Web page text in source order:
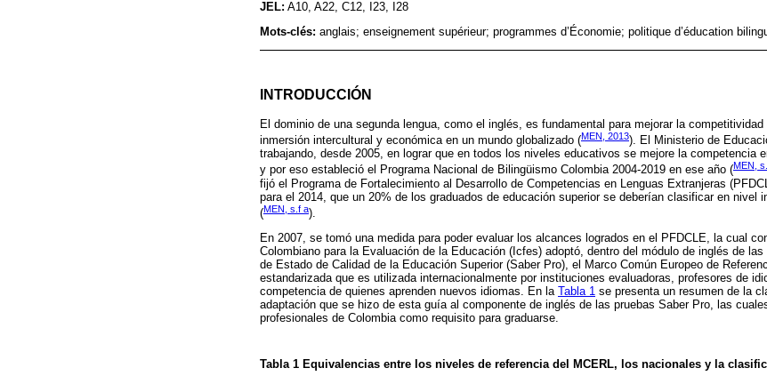
JEL: A10, A22, C12, I23, I28
Mots-clés: anglais; enseignement supérieur; programmes d’Économie; politique d’éducation
INTRODUCCIÓN
El dominio de una segunda lengua, como el inglés, es fundamental para mejorar la
inmersión intercultural y económica en un mundo globalizado (MEN, 2013). El Ministerio de
trabajando, desde 2005, en lograr que en todos los niveles educativos se mejore la competencia
y por eso estableció el Programa Nacional de Bilingüismo Colombia 2004-2019 en ese año (MEN,
fijó el Programa de Fortalecimiento al Desarrollo de Competencias en Lenguas Extranjeras
para el 2014, que un 20% de los graduados de educación superior se deberían clasificar en nivel
(MEN, s.f a).
En 2007, se tomó una medida para poder evaluar los alcances logrados en el PFDCLE, la cual
Colombiano para la Evaluación de la Educación (Icfes) adoptó, dentro del módulo de inglés de
de Estado de Calidad de la Educación Superior (Saber Pro), el Marco Común Europeo de
estandarizada que es utilizada internacionalmente por instituciones evaluadoras, profesores de
competencia de quienes aprenden nuevos idiomas. En la Tabla 1 se presenta un resumen de la
adaptación que se hizo de esta guía al componente de inglés de las pruebas Saber Pro, las
profesionales de Colombia como requisito para graduarse.
Tabla 1 Equivalencias entre los niveles de referencia del MCERL, los nacionales y la